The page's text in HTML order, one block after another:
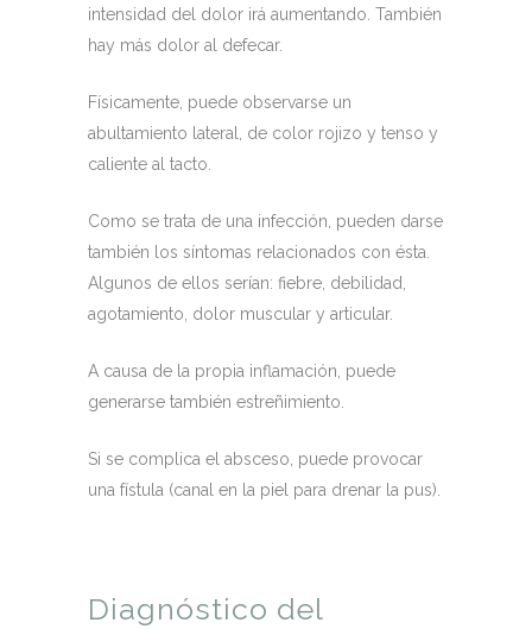
intensidad del dolor irá aumentando. También
hay más dolor al defecar.
Físicamente, puede observarse un
abultamiento lateral, de color rojizo y tenso y
caliente al tacto.
Como se trata de una infección, pueden darse
también los síntomas relacionados con ésta.
Algunos de ellos serían: fiebre, debilidad,
agotamiento, dolor muscular y articular.
A causa de la propia inflamación, puede
generarse también estreñimiento.
Si se complica el absceso, puede provocar
una fístula (canal en la piel para drenar la pus).
Diagnóstico del